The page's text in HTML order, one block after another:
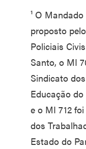
¹ O
proposto
Policiais
Santo, o MI
Sindicato
Educação
e o MI 712
dos
Estado do